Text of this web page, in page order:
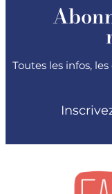
Toutes les infos,